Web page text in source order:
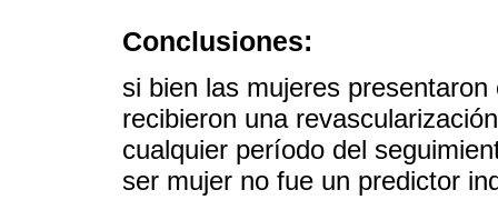
Conclusiones:
si bien las mujeres
recibieron una
cualquier período del
ser mujer no fue un predictor